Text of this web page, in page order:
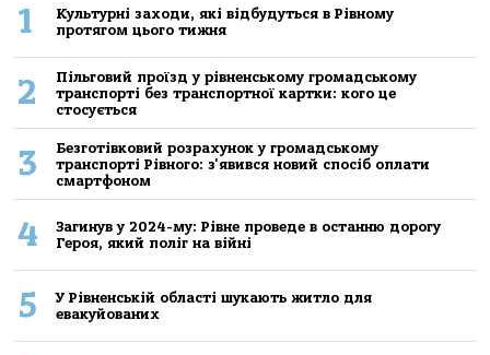
1
Культурні заходи, які відбудуться в Рівному
протягом цього тижня
2
Пільговий проїзд у рівненському громадському
транспорті без транспортної картки: кого це
стосується
3
Безготівковий розрахунок у громадському
транспорті Рівного: з'явився новий спосіб оплати
смартфоном
4
Загинув у 2024-му: Рівне проведе в останню дорогу
Героя, який поліг на війні
5
У Рівненській області шукають житло для
евакуйованих